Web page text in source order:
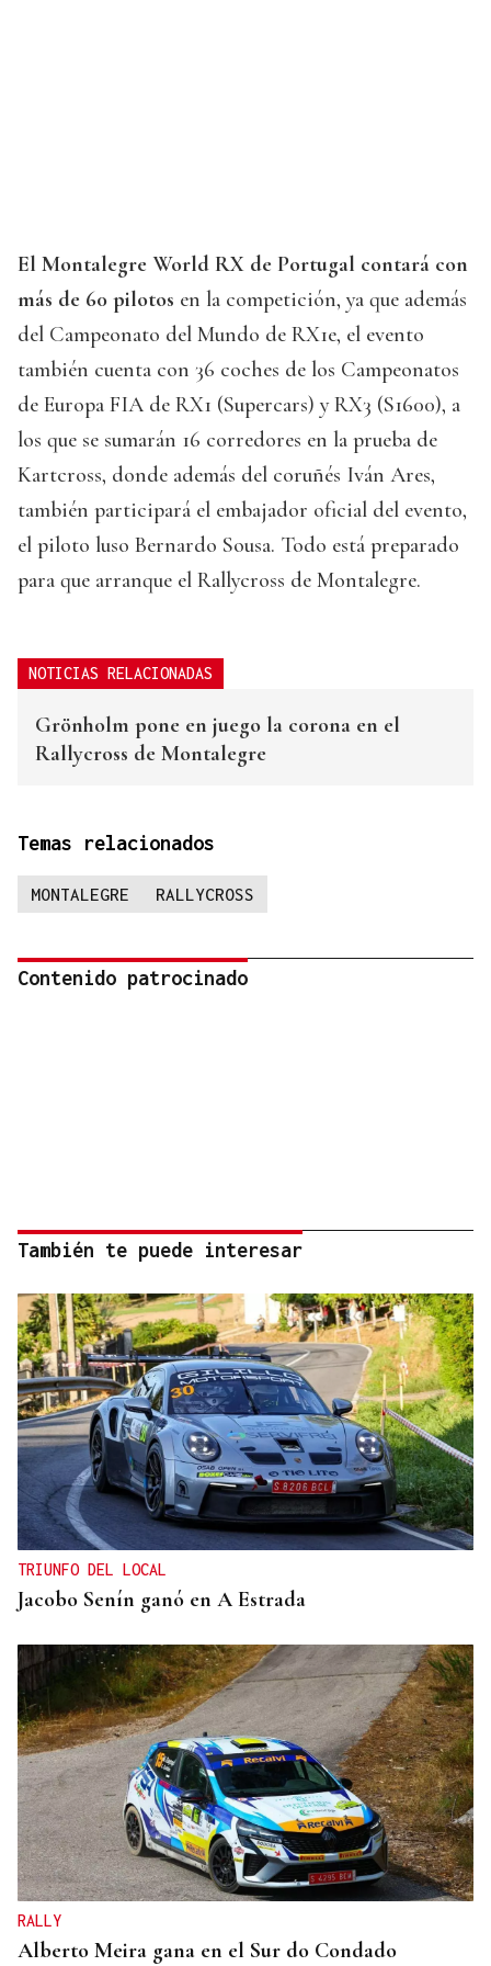
El Montalegre World RX de Portugal contará con
más de 60 pilotos en la competición, ya que además
del Campeonato del Mundo de RX1e, el evento
también cuenta con 36 coches de los Campeonatos
de Europa FIA de RX1 (Supercars) y RX3 (S1600), a
los que se sumarán 16 corredores en la prueba de
Kartcross, donde además del coruñés Iván Ares,
también participará el embajador oficial del evento,
el piloto luso Bernardo Sousa. Todo está preparado
para que arranque el Rallycross de Montalegre.
NOTICIAS RELACIONADAS
Grönholm pone en juego la corona en el
Rallycross de Montalegre
Temas relacionados
MONTALEGRE RALLYCROSS
Contenido patrocinado
También te puede interesar
TRIUNFO DEL LOCAL
Jacobo Senín ganó en A Estrada
RALLY
Alberto Meira gana en el Sur do Condado